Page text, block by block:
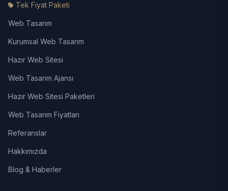
Tek Fiyat Paketi
Web Tasarım
Kurumsal Web Tasarım
Hazır Web Sitesi
Web Tasarım Ajansı
Hazır Web Sitesi Paketleri
Web Tasarım Fiyatları
Referanslar
Hakkımızda
Blog & Haberler